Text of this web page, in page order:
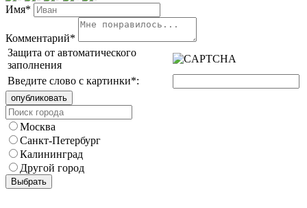
Имя*
Комментарий*
Защита от автоматического
заполнения
Введите слово с картинки*:
Москва
Санкт-Петербург
Калининград
Другой город
Выбрать